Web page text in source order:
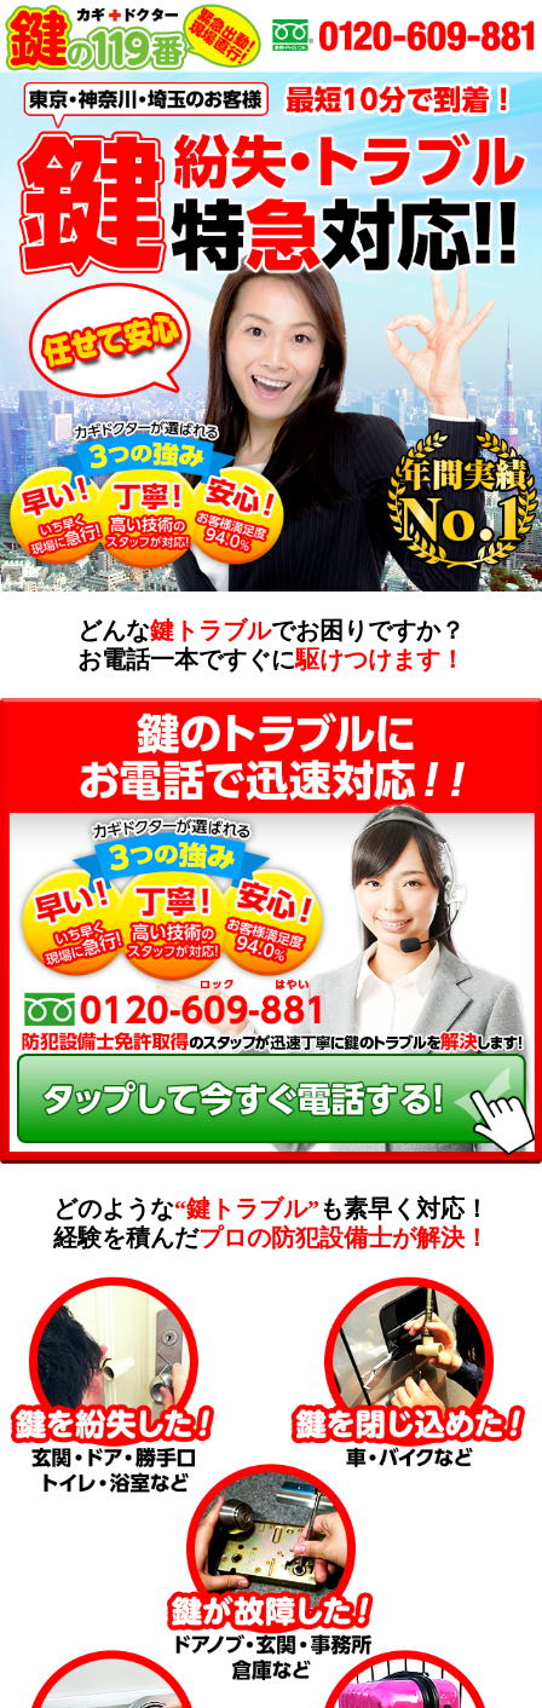
どんな鍵トラブルでお困りですか？
お電話一本ですぐに駆けつけます！
どのような“鍵トラブル”も素早く対応！
経験を積んだプロの防犯設備士が解決！